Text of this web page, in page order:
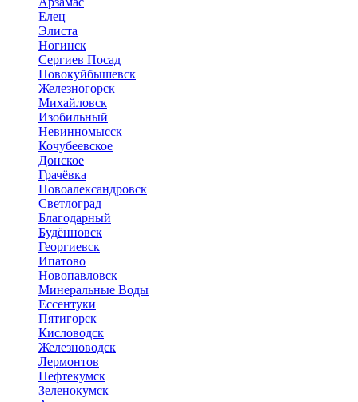
Елец
Элиста
Ногинск
Сергиев Посад
Новокуйбышевск
Железногорск
Михайловск
Изобильный
Невинномысск
Кочубеевское
Донское
Грачёвка
Новоалександровск
Светлоград
Благодарный
Будённовск
Георгиевск
Ипатово
Новопавловск
Минеральные Воды
Ессентуки
Пятигорск
Кисловодск
Железноводск
Лермонтов
Нефтекумск
Зеленокумск